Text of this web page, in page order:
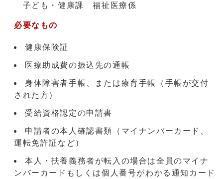
子ども・健康課 福祉医療係
必要なもの
健康保険証
医療助成費の振込先の通帳
身体障害者手帳、または療育手帳（手帳が交付
された方）
受給資格認定の申請書
申請者の本人確認書類（マイナンバーカード、
運転免許証など）
本人・扶養義務者が転入の場合は全員のマイナ
ンバーカードもしくは個人番号がわかる通知カード